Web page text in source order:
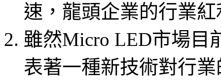
速，龍頭企業的行業
雖然Micro LED市場目
表著一種新技術對行